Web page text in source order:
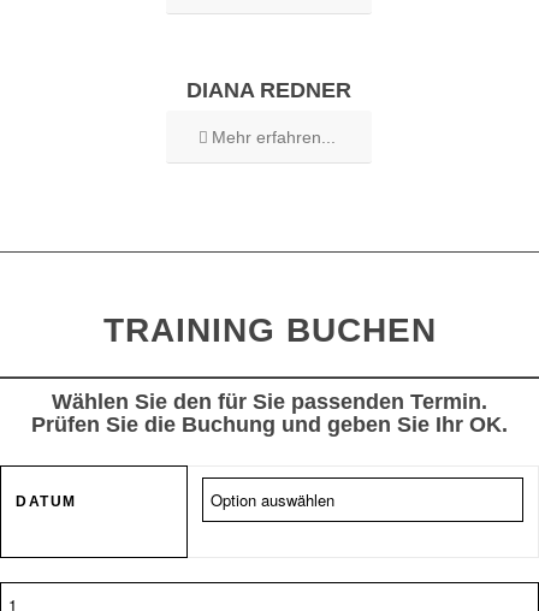
DIANA REDNER
Mehr erfahren...
TRAINING BUCHEN
Wählen Sie den für Sie passenden Termin.
Prüfen Sie die Buchung und geben Sie Ihr OK.
DATUM